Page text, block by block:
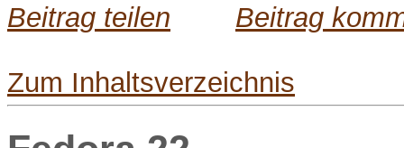
Beitrag teilen Beitrag
Zum Inhaltsverzeichnis